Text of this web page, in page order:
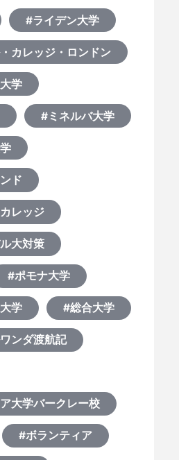
#ライデン大学
カレッジ・ロンドン
学
#ミネルバ大学
ド
レッジ
大対策
#ポモナ大学
学 #総合大学
ンダ渡航記
大学バークレー校
#ボランティア